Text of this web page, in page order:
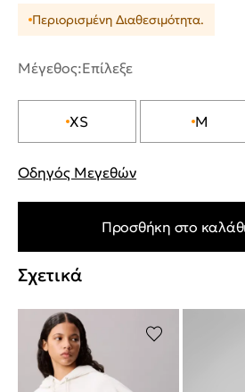
Περιορισμένη Διαθεσιμότητα.
Μέγεθος:Επίλεξε
XS M
Οδηγός Μεγεθών
Προσθήκη στο
Σχετικά